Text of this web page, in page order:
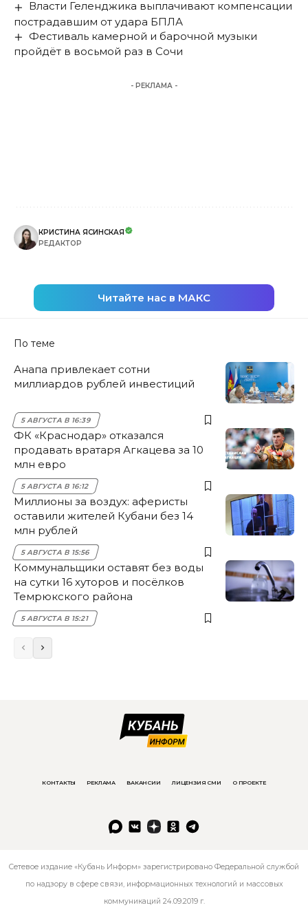
Власти Геленджика выплачивают компенсации
пострадавшим от удара БПЛА
Фестиваль камерной и барочной музыки
пройдёт в восьмой раз в Сочи
- РЕКЛАМА -
КРИСТИНА ЯСИНСКАЯ
РЕДАКТОР
Читайте нас в МАКС
По теме
Анапа привлекает сотни
миллиардов рублей инвестиций
5 АВГУСТА В 16:39
ФК «Краснодар» отказался
продавать вратаря Агкацева за 10
млн евро
5 АВГУСТА В 16:12
Миллионы за воздух: аферисты
оставили жителей Кубани без 14
млн рублей
5 АВГУСТА В 15:56
Коммунальщики оставят без воды
на сутки 16 хуторов и посёлков
Темрюкского района
5 АВГУСТА В 15:21
КОНТАКТЫ РЕКЛАМА ВАКАНСИИ ЛИЦЕНЗИЯ СМИ О ПРОЕКТЕ
Сетевое издание «Кубань Информ» зарегистрировано Федеральной службой
по надзору в сфере связи, информационных технологий и массовых
коммуникаций 24.09.2019 г.